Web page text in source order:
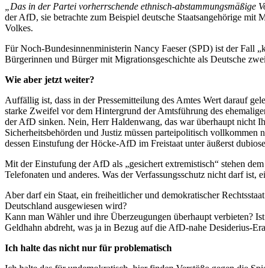
„Das in der Partei vorherrschende ethnisch-
der AfD, sie betrachte zum Beispiel deutsche Staatsangehörige
Volkes.
Für Noch-Bundesinnenministerin Nancy Faeser (SPD) ist der Fall
Bürgerinnen und Bürger mit Migrationsgeschichte als Deutsche
Wie aber jetzt weiter?
Auffällig ist, dass in der Pressemitteilung des Amtes Wert darauf
starke Zweifel vor dem Hintergrund der Amtsführung des
der AfD sinken. Nein, Herr Haldenwang, das war überhaupt nicht
Sicherheitsbehörden und Justiz müssen parteipolitisch
dessen Einstufung der Höcke-AfD im Freistaat unter äußerst
Mit der Einstufung der AfD als „gesichert extremistisch“ stehen
Telefonaten und anderes. Was der Verfassungsschutz nicht darf
Aber darf ein Staat, ein freiheitlicher und demokratischer
Deutschland ausgewiesen wird?
Kann man Wähler und ihre Überzeugungen überhaupt verbieten?
Geldhahn abdreht, was ja in Bezug auf die AfD-nahe Desiderius-
Ich halte das nicht nur für problematisch